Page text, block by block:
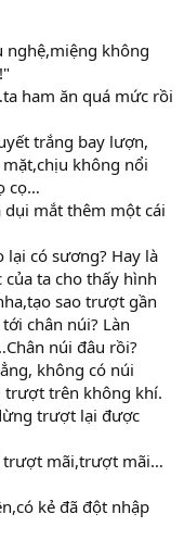
nghệ,miệng không
ham ăn quá mức rồi
trắng bay lượn,
không nổi
cọ…
mắt thêm một cái
có sương? Hay là
ta cho thấy hình
sao trượt gần
chân núi? Làn
núi đâu rồi?
không có núi
trượt trên không khí.
trượt lại được
trượt mãi,trượt mãi…
kẻ đã đột nhập